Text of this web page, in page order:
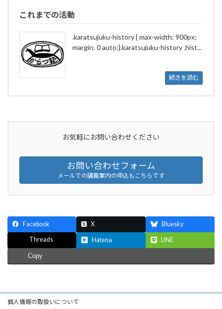
これまでの活動
.karatsujuku-history { max-width: 900px;
margin: 0 auto;}.karatsujuku-history .hist...
続きを読む
お気軽にお問い合わせください
お問い合わせフォーム
メールでの講義案内の申込もこちらです
Facebook X Bluesky
Threads Hatena LINE
Copy
個人情報の取扱いについて